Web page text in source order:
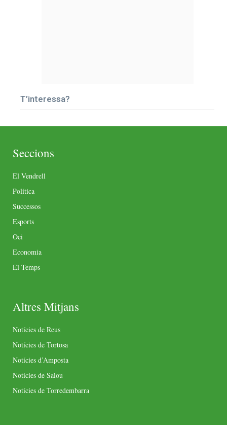
T’interessa?
Seccions
El Vendrell
Política
Successos
Esports
Oci
Economia
El Temps
Altres Mitjans
Notícies de Reus
Notícies de Tortosa
Notícies d’Amposta
Notícies de Salou
Notícies de Torredembarra